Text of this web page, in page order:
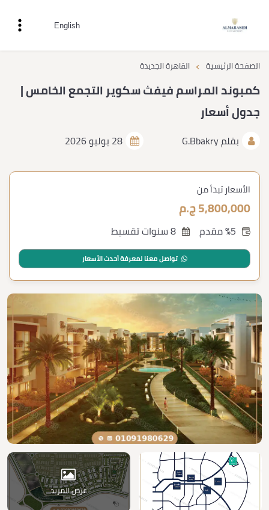
English
الصفحة الرئيسية › القاهرة الجديدة
كمبوند المراسم فيفث سكوير التجمع الخامس |
جدول أسعار
بقلمG.Bbakry 28 يوليو 2026
الأسعار تبدأ من
5,800,000 ج.م
8 سنوات تقسيط
تواصل معنا لمعرفة أحدث الأسعار
عرض المزيد